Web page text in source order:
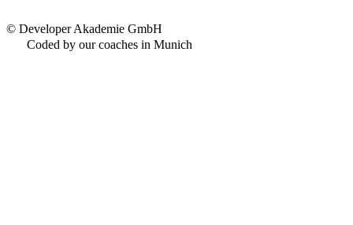
© Developer Akademie GmbH
Coded by our coaches in Munich